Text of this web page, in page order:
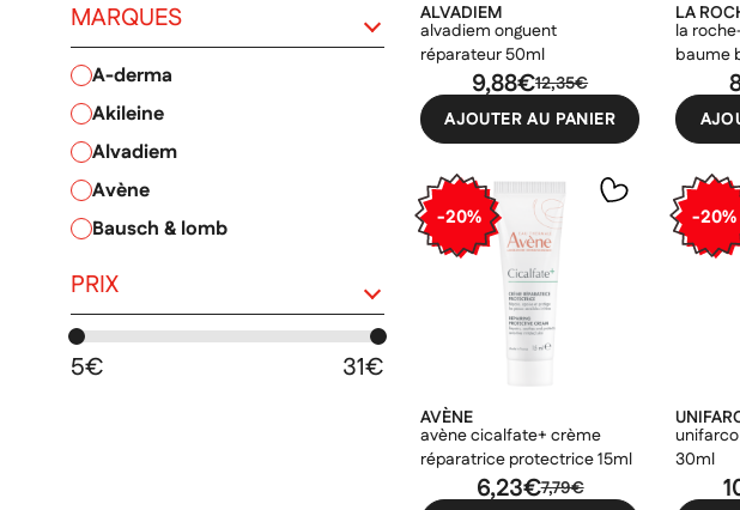
MARQUES
a-derma
akileine
alvadiem
avène
bausch & lomb
ducray
PRIX
5€ 31€
ALVADIEM
alvadiem onguent
réparateur 50ml
12,35€
9,88€
AJOUTER AU PANIER
LA
la
baume
-20%
AVÈNE
avène cicalfate+ crème
réparatrice protectrice 15ml
7,79€
6,23€
-20%
30ml